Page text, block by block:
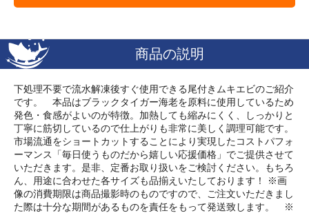
商品の説明
下処理不要で流水解凍後すぐ使用できる尾付きムキエビのご紹介
です。 本品はブラックタイガー海老を原料に使用しているため
発色・食感がよいのが特徴。加熱しても縮みにくく、しっかりと
丁寧に筋切しているので仕上がりも非常に美しく調理可能です。
市場流通をショートカットすることにより実現したコストパフォ
ーマンス「毎日使うものだから嬉しい応援価格」でご提供させて
いただきます。是非、定番お取り扱いをご検討ください。もちろ
ん、用途に合わせた各サイズも品揃えいたしております！ ※画
像の消費期限は商品撮影時のものですので、ご注文いただきまし
た際は十分な期間があるものを責任をもって発送致します。 ※